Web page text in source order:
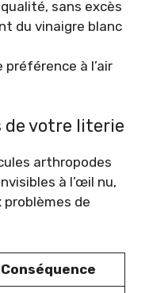
sans excès
du vinaigre blanc
à l’air
de votre literie
arthropodes
à l’œil nu,
de
Conséquence